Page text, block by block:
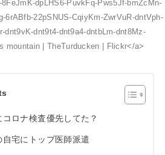
dpLHS6-PuvkFq-Pws5Jf-bmZcMn-
6rABfb-22pSNUS-CqiyKm-ZwrVuR-dntVph-
dnt9vK-dnt9t4-dnt9a4-dntbLm-dnt8Mz-
mountain | TheTurducken | Flickr</a>
ロナ検査優先してた？
宅にトップ医師派遣